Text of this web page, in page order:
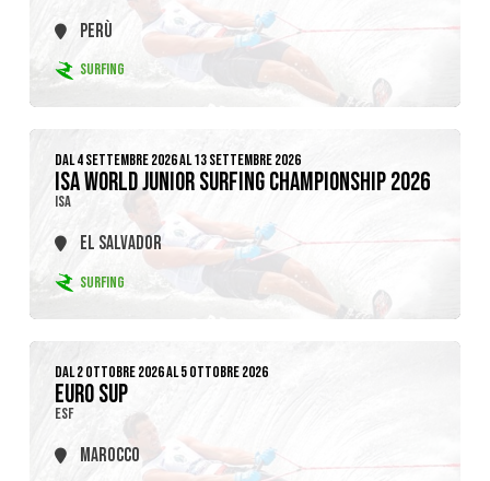
PERÙ
SURFING
DAL 4 SETTEMBRE 2026 AL 13 SETTEMBRE 2026
ISA WORLD JUNIOR SURFING CHAMPIONSHIP 2026
ISA
EL SALVADOR
SURFING
DAL 2 OTTOBRE 2026 AL 5 OTTOBRE 2026
EURO SUP
ESF
MAROCCO